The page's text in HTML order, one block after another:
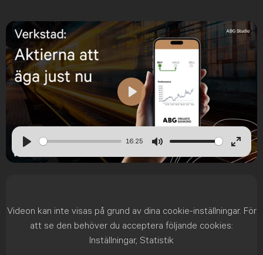
Play
16:25
Mute
Enter
Play
Videon kan inte visas på grund av dina cookie-inställningar. För
att se den behöver du acceptera följande cookies:
Inställningar, Statistik